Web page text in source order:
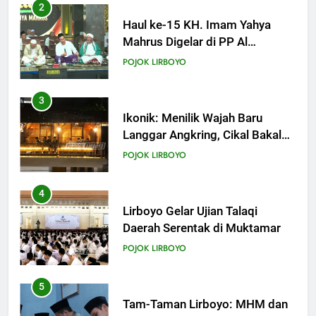
2
Haul ke-15 KH. Imam Yahya
Mahrus Digelar di PP Al
Mahrusiyah III Kediri
POJOK LIRBOYO
3
Ikonik: Menilik Wajah Baru
Langgar Angkring, Cikal Bakal
Ponpes Lirboyo yang Selesai
POJOK LIRBOYO
4
Lirboyo Gelar Ujian Talaqi
Daerah Serentak di Muktamar
POJOK LIRBOYO
5
Tam-Taman Lirboyo: MHM dan